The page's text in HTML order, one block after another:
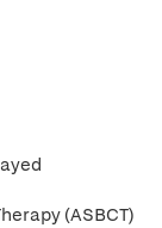
(ASBCT)